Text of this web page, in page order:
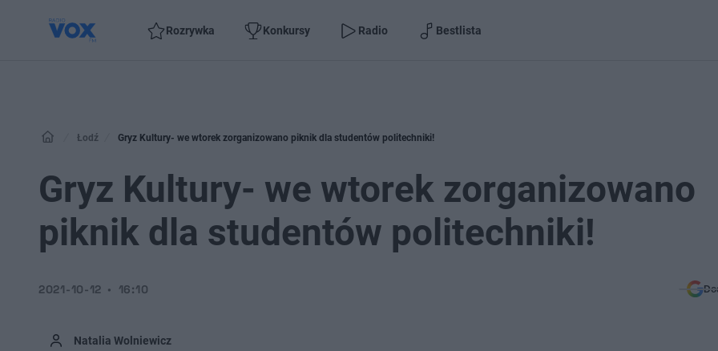
Rozrywka Konkursy Radio Bestlista
Łodź Gryz Kultury- we wtorek zorganizowano piknik dla studentów politechniki!
Gryz Kultury- we wtorek zorganizowano
piknik dla studentów politechniki!
Natalia Wolniewicz
2021-10-12 16:10